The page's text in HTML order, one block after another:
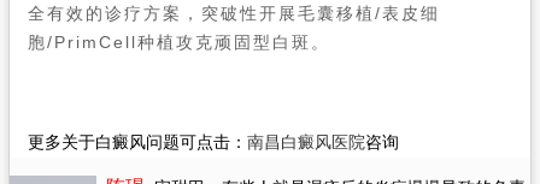
全有效的诊疗方案，突破性开展毛囊移植/表皮细
胞/PrimCell种植攻克顽固型白斑。
更多关于白癜风问题可点击： 南昌白癜风医院咨询